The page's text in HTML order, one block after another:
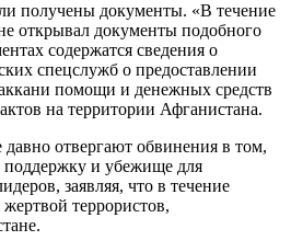
получены документы. «В течение
открывал документы подобного
содержатся сведения о
спецслужб о предоставлении
помощи и денежных средств
на территории Афганистана.
отвергают обвинения в том,
поддержку и убежище для
заявляя, что в течение
террористов,